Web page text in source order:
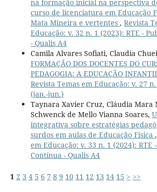
na formação inicial na perspectiva
curso de licenciatura em Educação
Mata Mineira e vertentes , Revista
Educação: v. 32 n. 1 (2023): RTE -
- Qualis A4
Camila Alvares Sofiati, Claudia
FORMAÇÃO DOS DOCENTES DO
PEDAGOGIA: A EDUCAÇÃO
Revista Temas em Educação: v. 27
(jan.-jun.)
Taynara Xavier Cruz, Cláudia Mara
Schwenck de Mello Vianna Soares,
integrativa sobre estratégias
surdos em aulas de Educação Física ,
em Educação: v. 33 n. 1 (2024): RTE
Contínua - Qualis A4
1 2 3 4 5 6 7 8 9 10 11 12 13 14 15 > >>